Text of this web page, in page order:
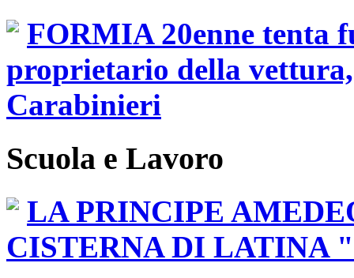
FORMIA 20enne tenta
proprietario della
Carabinieri
Scuola e Lavoro
LA PRINCIPE
CISTERNA DI LATINA